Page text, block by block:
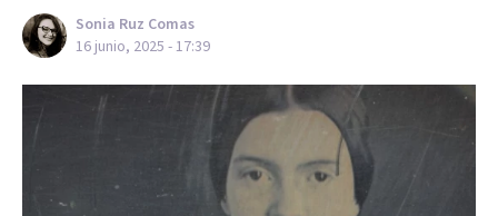
Sonia Ruz Comas
16 junio, 2025 - 17:39